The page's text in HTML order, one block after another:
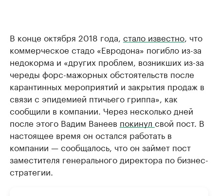
В конце октября 2018 года, стало известно, что
коммерческое стадо «Евродона» погибло из-за
недокорма и «других проблем, возникших из-за
череды форс-мажорных обстоятельств после
карантинных мероприятий и закрытия продаж в
связи с эпидемией птичьего гриппа», как
сообщили в компании. Через несколько дней
после этого Вадим Ванеев покинул свой пост. В
настоящее время он остался работать в
компании — сообщалось, что он займет пост
заместителя генерального директора по бизнес-
стратегии.